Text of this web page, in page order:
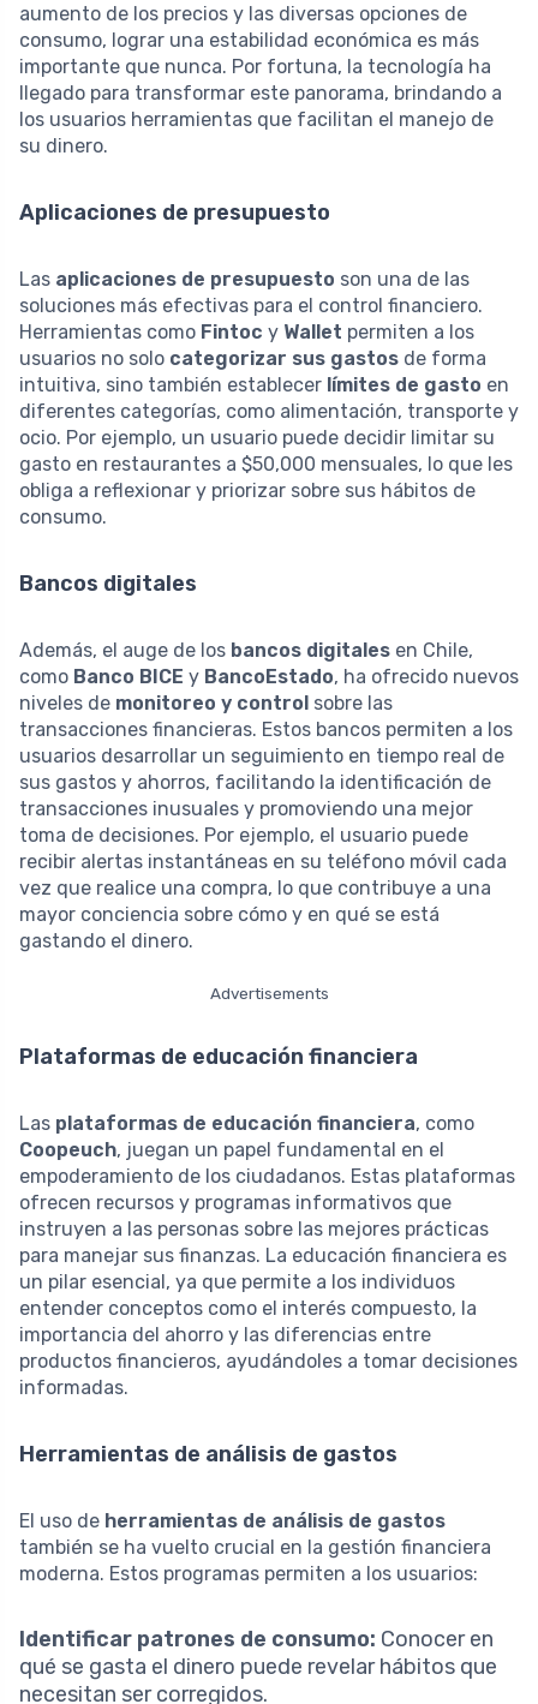
aumento de los precios y las diversas opciones de
consumo, lograr una estabilidad económica es más
importante que nunca. Por fortuna, la tecnología ha
llegado para transformar este panorama, brindando a
los usuarios herramientas que facilitan el manejo de
su dinero.
Aplicaciones de presupuesto
Las aplicaciones de presupuesto son una de las
soluciones más efectivas para el control financiero.
Herramientas como Fintoc y Wallet permiten a los
usuarios no solo categorizar sus gastos de forma
intuitiva, sino también establecer límites de gasto en
diferentes categorías, como alimentación, transporte y
ocio. Por ejemplo, un usuario puede decidir limitar su
gasto en restaurantes a $50,000 mensuales, lo que les
obliga a reflexionar y priorizar sobre sus hábitos de
consumo.
Bancos digitales
Además, el auge de los bancos digitales en Chile,
como Banco BICE y BancoEstado, ha ofrecido nuevos
niveles de monitoreo y control sobre las
transacciones financieras. Estos bancos permiten a los
usuarios desarrollar un seguimiento en tiempo real de
sus gastos y ahorros, facilitando la identificación de
transacciones inusuales y promoviendo una mejor
toma de decisiones. Por ejemplo, el usuario puede
recibir alertas instantáneas en su teléfono móvil cada
vez que realice una compra, lo que contribuye a una
mayor conciencia sobre cómo y en qué se está
gastando el dinero.
Advertisements
Plataformas de educación financiera
Las plataformas de educación financiera, como
Coopeuch, juegan un papel fundamental en el
empoderamiento de los ciudadanos. Estas plataformas
ofrecen recursos y programas informativos que
instruyen a las personas sobre las mejores prácticas
para manejar sus finanzas. La educación financiera es
un pilar esencial, ya que permite a los individuos
entender conceptos como el interés compuesto, la
importancia del ahorro y las diferencias entre
productos financieros, ayudándoles a tomar decisiones
informadas.
Herramientas de análisis de gastos
El uso de herramientas de análisis de gastos
también se ha vuelto crucial en la gestión financiera
moderna. Estos programas permiten a los usuarios:
Identificar patrones de consumo: Conocer en
qué se gasta el dinero puede revelar hábitos que
necesitan ser corregidos.